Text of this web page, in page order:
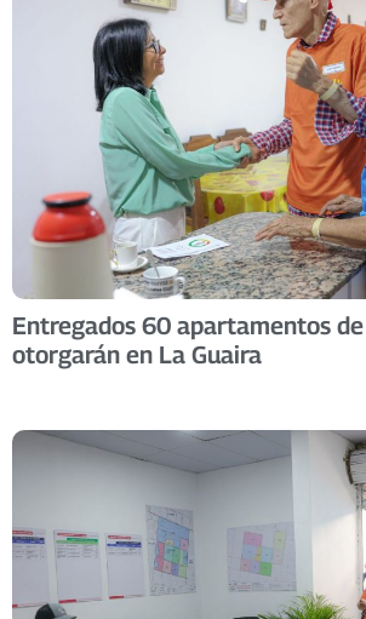
Entregados 60 apartamentos
otorgarán en La Guaira